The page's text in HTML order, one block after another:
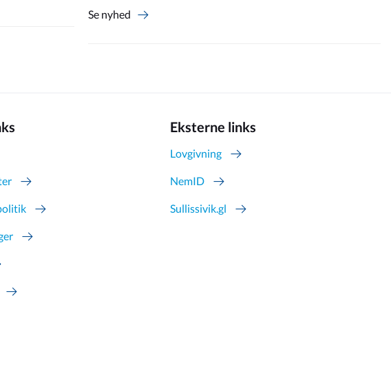
Se nyhed
Eksterne links
Lovgivning
NemID
Sullissivik.gl